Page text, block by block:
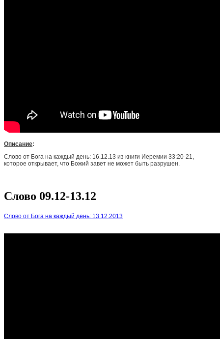
Описание:
Слово от Бога на каждый день: 16.12.13 из книги Иеремии 33:20-21,
которое открывает, что Божий завет не может быть разрушен.
Слово 09.12-13.12
Слово от Бога на каждый день: 13.12.2013